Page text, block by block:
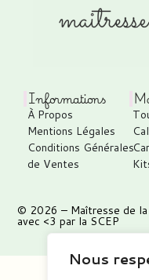
Nous
Informations
À Propos
Mentions Légales
Conditions Générales
de Ventes
© 2026 – Maîtresse de
avec <3 par la SCEP